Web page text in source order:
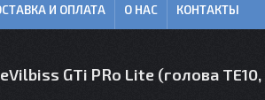
И ОПЛАТА О НАС КОНТАКТЫ
GTi PRo Lite (голова